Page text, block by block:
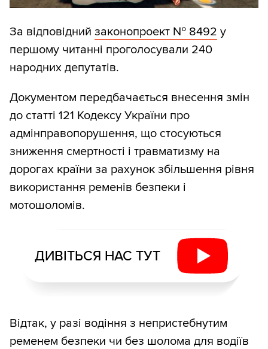
За відповідний законопроект № 8492 у
першому читанні проголосували 240
народних депутатів.
Документом передбачається внесення змін
до статті 121 Кодексу України про
адмінправопорушення, що стосуються
зниження смертності і травматизму на
дорогах країни за рахунок збільшення рівня
використання ременів безпеки і
мотошоломів.
ДИВІТЬСЯ НАС ТУТ
Відтак, у разі водіння з непристебнутим
ременем безпеки чи без шолома для водіїв